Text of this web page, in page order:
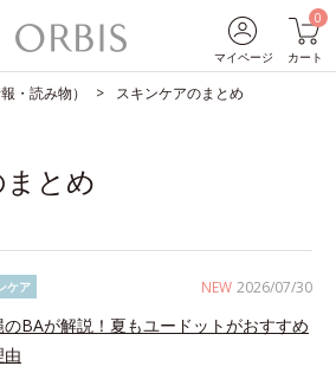
マイページ
0
カート
・読み物） スキンケアのまとめ
とめ
NEW 2026/07/30
ケア
のBAが解説！夏もユードットがおすすめ
由